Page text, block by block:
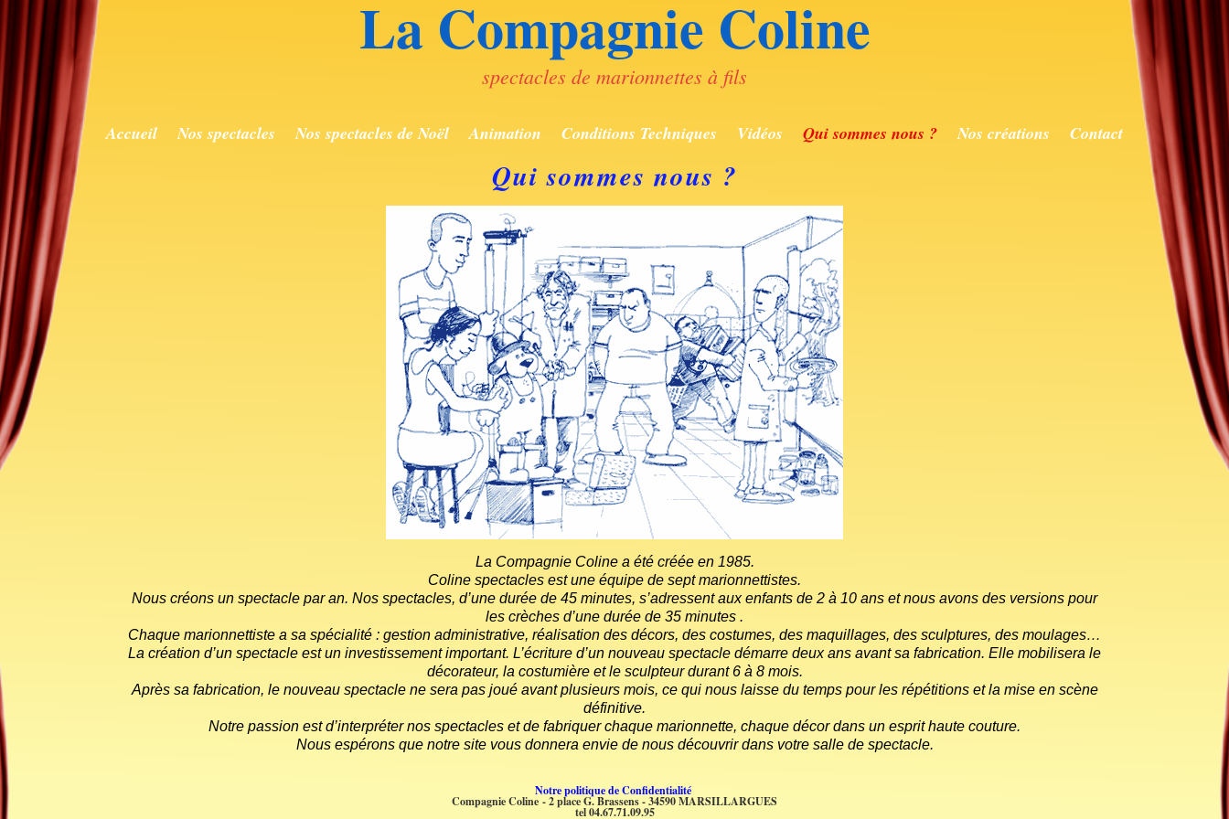
La Compagnie Coline
spectacles de marionnettes à fils
Accueil Nos spectacles Nos spectacles de Noël Animation Conditions Techniques Vidéos Qui sommes nous ? Nos créations Contact
Qui sommes nous ?
La Compagnie Coline a été créée en 1985.
Coline spectacles est une équipe de sept marionnettistes.
Nous créons un spectacle par an. Nos spectacles, d’une durée de 45 minutes, s’adressent aux enfants de 2 à 10 ans et nous avons des versions pour
les crèches d’une durée de 35 minutes .
Chaque marionnettiste a sa spécialité : gestion administrative, réalisation des décors, des costumes, des maquillages, des sculptures, des moulages…
La création d’un spectacle est un investissement important. L’écriture d’un nouveau spectacle démarre deux ans avant sa fabrication. Elle mobilisera le
décorateur, la costumière et le sculpteur durant 6 à 8 mois.
Après sa fabrication, le nouveau spectacle ne sera pas joué avant plusieurs mois, ce qui nous laisse du temps pour les répétitions et la mise en scène
définitive.
Notre passion est d’interpréter nos spectacles et de fabriquer chaque marionnette, chaque décor dans un esprit haute couture.
Nous espérons que notre site vous donnera envie de nous découvrir dans votre salle de spectacle.
Notre politique de Confidentialité
Compagnie Coline - 2 place G. Brassens - 34590 MARSILLARGUES
tel 04.67.71.09.95